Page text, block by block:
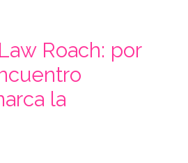
Roach: por
la